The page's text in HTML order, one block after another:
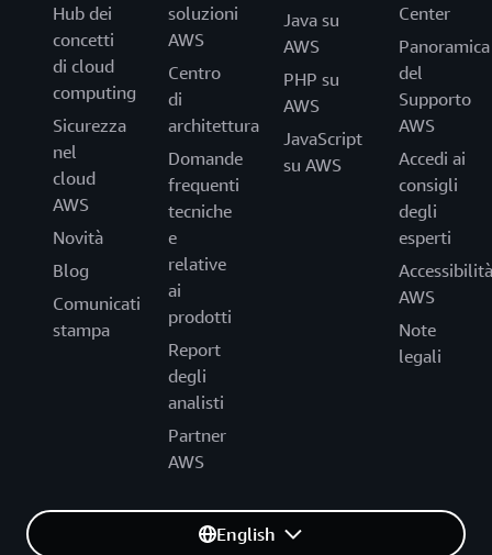
Hub dei
concetti
di cloud
computing
Sicurezza
nel
cloud
AWS
Novità
Blog
Comunicati
stampa
soluzioni
AWS
Centro
di
architettura
Domande
frequenti
tecniche
e
relative
ai
prodotti
Report
degli
analisti
Partner
AWS
Java su
AWS
PHP su
AWS
JavaScript
su AWS
Center
Panoramica
del
Supporto
AWS
Accedi ai
consigli
degli
esperti
Accessibilità
AWS
Note
legali
English